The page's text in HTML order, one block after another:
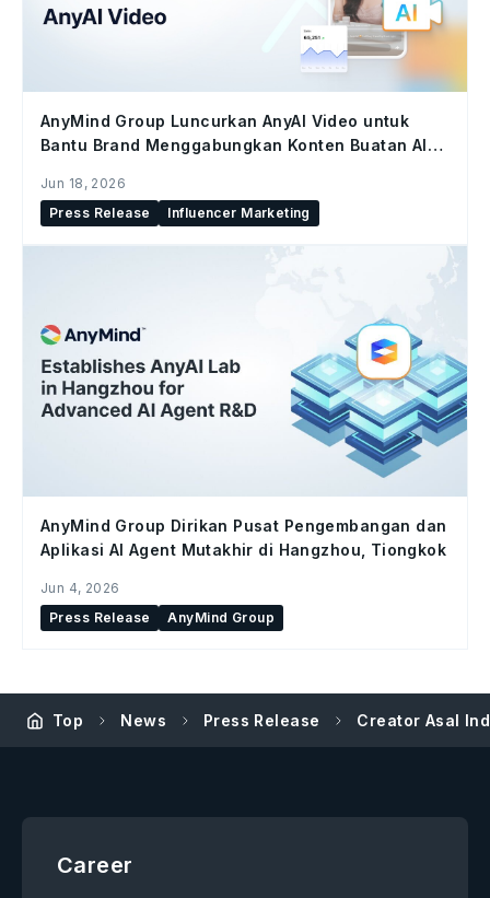
AnyMind Group Luncurkan AnyAI Video untuk
Bantu Brand Menggabungkan Konten Buatan AI
Jun 18, 2026
Press Release
Influencer Marketing
AnyMind Group Dirikan Pusat Pengembangan dan
Aplikasi AI Agent Mutakhir di Hangzhou, Tiongkok
Jun 4, 2026
Press Release
AnyMind Group
Top News Press Release Creator Asal
Career